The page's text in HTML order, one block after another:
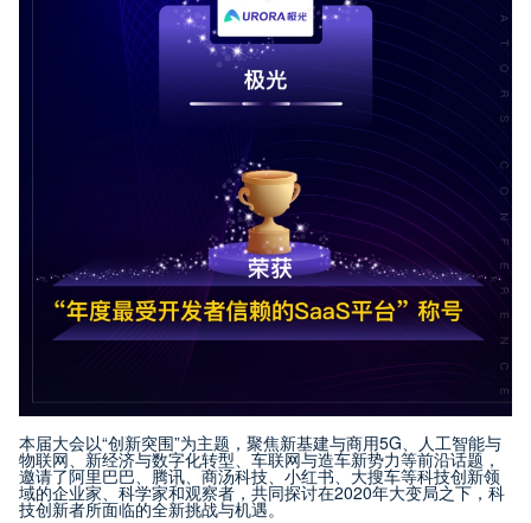
本届大会以“创新突围”为主题，聚焦新基建与商用5G、人工智能与
物联网、新经济与数字化转型、车联网与造车新势力等前沿话题，
邀请了阿里巴巴、腾讯、商汤科技、小红书、大搜车等科技创新领
域的企业家、科学家和观察者，共同探讨在2020年大变局之下，科
技创新者所面临的全新挑战与机遇。